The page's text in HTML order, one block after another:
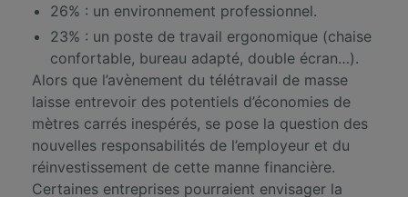
26% : un environnement professionnel.
23% : un poste de travail ergonomique (chaise
confortable, bureau adapté, double écran…).
Alors que l’avènement du télétravail de masse
laisse entrevoir des potentiels d’économies de
mètres carrés inespérés, se pose la question des
nouvelles responsabilités de l’employeur et du
réinvestissement de cette manne financière.
Certaines entreprises pourraient envisager la